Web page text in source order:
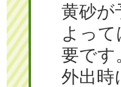
黄砂が
よっ
要です
外出時